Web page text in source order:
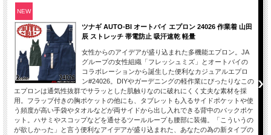
NEW
ツナギ AUTO-BI オートバイ エプロン 24026 作業着 山田
辰 ストレッチ 帯電防止 吸汗速乾 軽量
女性からのアイデアが盛り込まれた多機能エプロン。JA
グループの女性組織「フレッシュミズ」とオートバイの
コラボレーションから誕生した便利なカジュアルエプロ
ン#24026。DIYやガーデニングの軽作業にぴったりなこの
エプロンは通気性抜群でサラッとした肌触りなのに破れにくく丈夫な素材を採
用。フラップ付きの胸ポケットの他にも、タブレットも入るサイドポケットや使
う頻度が高い手袋やタオルなどが両サイドから出し入れできる背中のバックポケ
ット。ハサミやスコップなどを通せるツールループも腰部に装備。「こういうの
が欲しかった」と言う便利なアイデアが盛り込まれた、あなたの為の新タイプの